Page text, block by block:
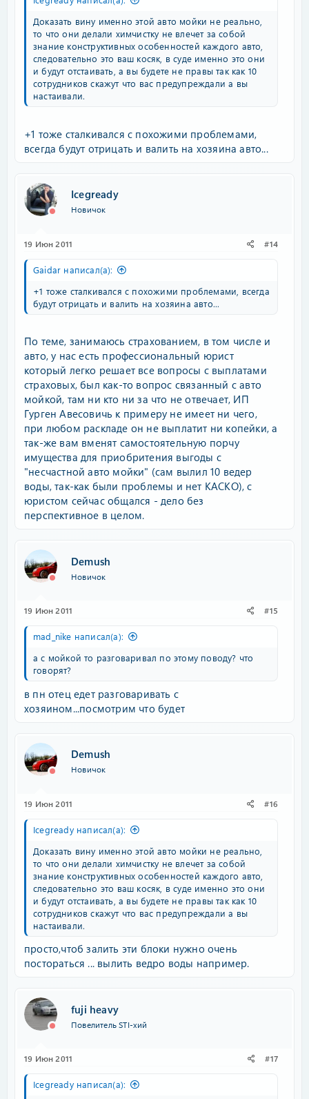
Доказать вину именно этой авто мойки не реально,
то что они делали химчистку не влечет за собой
знание конструктивных особенностей каждого авто,
следовательно это ваш косяк, в суде именно это они
и будут отстаивать, а вы будете не правы так как 10
сотрудников скажут что вас предупреждали а вы
настаивали.
+1 тоже сталкивался с похожими проблемами,
всегда будут отрицать и валить на хозяина авто...
Icegready
Новичок
19 Июн 2011 #14
Gaidar написал(а):
+1 тоже сталкивался с похожими проблемами, всегда
будут отрицать и валить на хозяина авто...
По теме, занимаюсь страхованием, в том числе и
авто, у нас есть профессиональный юрист
который легко решает все вопросы с выплатами
страховых, был как-то вопрос связанный с авто
мойкой, там ни кто ни за что не отвечает, ИП
Гурген Авесовичь к примеру не имеет ни чего,
при любом раскладе он не выплатит ни копейки, а
так-же вам вменят самостоятельную порчу
имущества для приобритения выгоды с
"несчастной авто мойки" (сам вылил 10 ведер
воды, так-как были проблемы и нет КАСКО), с
юристом сейчас общался - дело без
перспективное в целом.
Demush
Новичок
19 Июн 2011 #15
mad_nike написал(а):
а с мойкой то разговаривал по этому поводу? что
говорят?
в пн отец едет разговаривать с
хозяином...посмотрим что будет
Demush
Новичок
19 Июн 2011 #16
Icegready написал(а):
Доказать вину именно этой авто мойки не реально,
то что они делали химчистку не влечет за собой
знание конструктивных особенностей каждого авто,
следовательно это ваш косяк, в суде именно это они
и будут отстаивать, а вы будете не правы так как 10
сотрудников скажут что вас предупреждали а вы
настаивали.
просто,чтоб залить эти блоки нужно очень
постораться ... вылить ведро воды например.
fuji heavy
Повелитель STI-хий
19 Июн 2011 #17
Icegready написал(а):